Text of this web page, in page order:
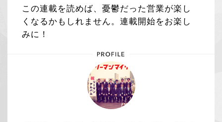
この連載を読めば、憂鬱だった営業が楽し
くなるかもしれません。連載開始をお楽し
みに！